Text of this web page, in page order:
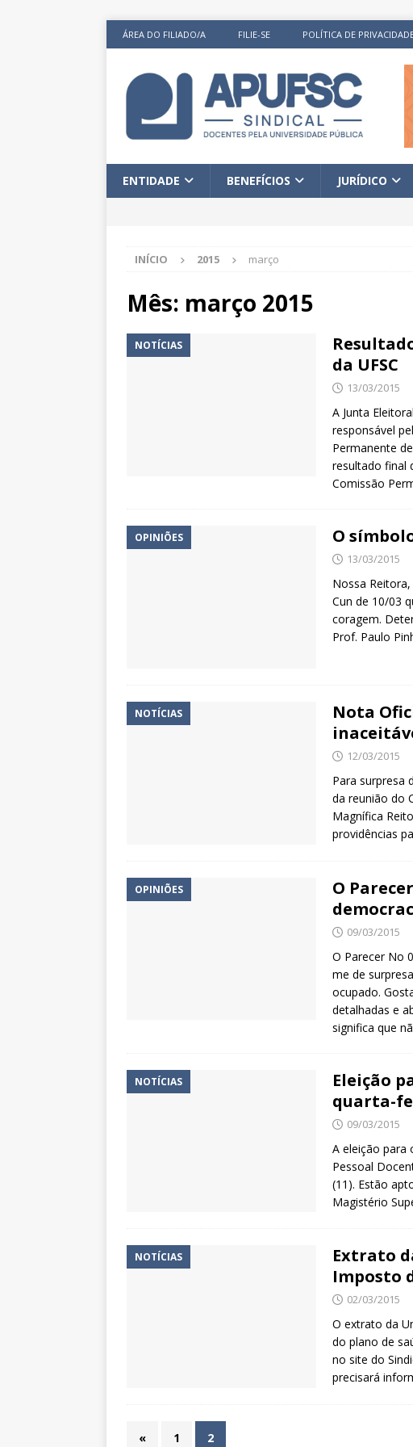
ÁREA DO FILIADO/A FILIE-SE POLÍTICA DE
ENTIDADE BENEFÍCIOS JURÍDICO
INÍCIO 2015 março
Mês: março 2015
NOTÍCIAS
da UFSC
13/03/2015
A Junta
responsável
Permanente
resultado final
Comissão
OPINIÕES O
13/03/2015
Nossa
Cun de 10/03
coragem.
Prof. Paulo
NOTÍCIAS
Nota
12/03/2015
Para surpresa
da reunião do
Magnífica
providências
OPINIÕES
O
09/03/2015
O Parecer No
me de
ocupado.
detalhadas e
significa que
NOTÍCIAS
Eleição
quarta-
09/03/2015
A eleição para
Pessoal
(11). Estão
Magistério
NOTÍCIAS
Extrato
Imposto
02/03/2015
O extrato da
do plano de
no site do
precisará
« 1 2